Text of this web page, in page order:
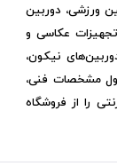
ورزشی، دوربین
عکاسی و
نیکون،
مشخصات فنی،
را از فروشگاه